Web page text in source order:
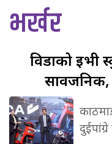
भर्खर
विडाकोईभी